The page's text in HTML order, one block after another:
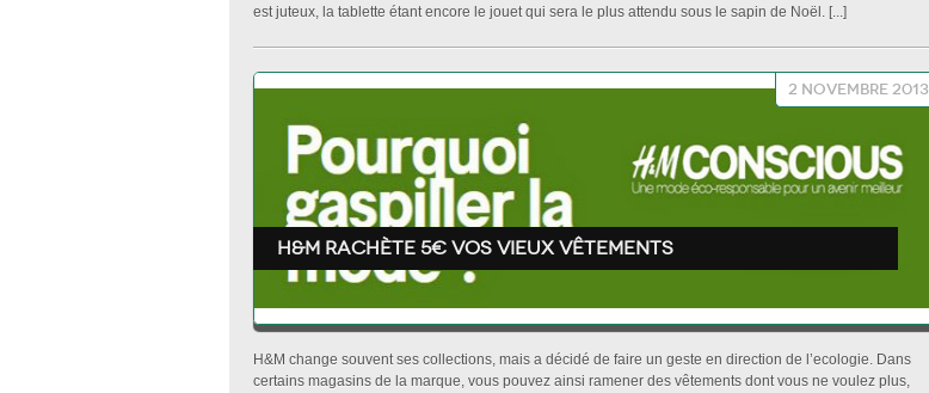
est juteux, la tablette étant encore le jouet qui sera le plus attendu sous le sapin de Noël. [...]
2 novembre 2013
H&M rachète 5€ vos vieux vêtements
H&M change souvent ses collections, mais a décidé de faire un geste en direction de l’ecologie. Dans
certains magasins de la marque, vous pouvez ainsi ramener des vêtements dont vous ne voulez plus,